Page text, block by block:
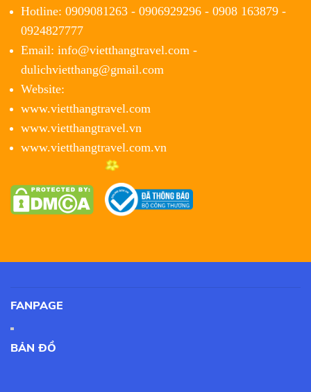
Hotline: 0909081263 - 0906929296 - 0908 163879 -
0924827777
Email: info@vietthangtravel.com -
dulichvietthang@gmail.com
Website:
www.vietthangtravel.com
www.vietthangtravel.vn
www.vietthangtravel.com.vn
FANPAGE
BẢN ĐỒ